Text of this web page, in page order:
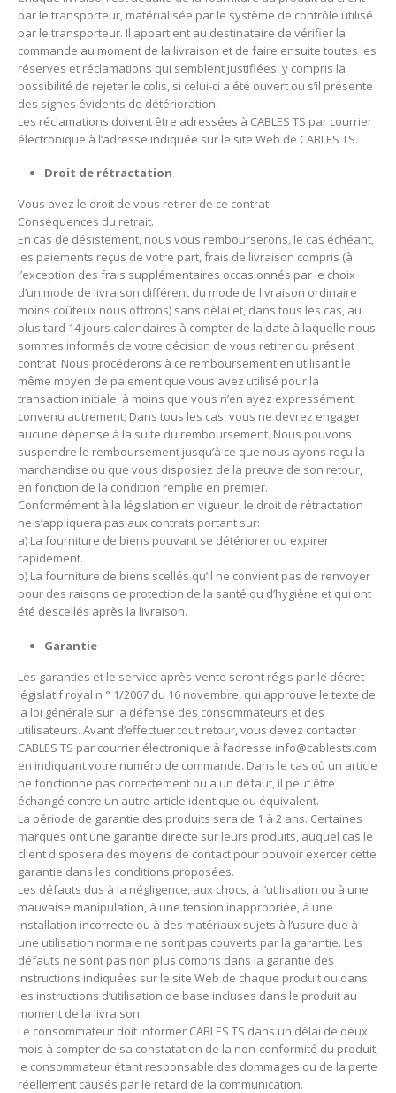
par le transporteur, matérialisée par le système de contrôle utilisé
par le transporteur. Il appartient au destinataire de vérifier la
commande au moment de la livraison et de faire ensuite toutes les
réserves et réclamations qui semblent justifiées, y compris la
possibilité de rejeter le colis, si celui-ci a été ouvert ou s’il présente
des signes évidents de détérioration.
Les réclamations doivent être adressées à CABLES TS par courrier
électronique à l’adresse indiquée sur le site Web de CABLES TS.
Droit de rétractation
Vous avez le droit de vous retirer de ce contrat.
Conséquences du retrait.
En cas de désistement, nous vous rembourserons, le cas échéant,
les paiements reçus de votre part, frais de livraison compris (à
l’exception des frais supplémentaires occasionnés par le choix
d’un mode de livraison différent du mode de livraison ordinaire
moins coûteux nous offrons) sans délai et, dans tous les cas, au
plus tard 14 jours calendaires à compter de la date à laquelle nous
sommes informés de votre décision de vous retirer du présent
contrat. Nous procéderons à ce remboursement en utilisant le
même moyen de paiement que vous avez utilisé pour la
transaction initiale, à moins que vous n’en ayez expressément
convenu autrement; Dans tous les cas, vous ne devrez engager
aucune dépense à la suite du remboursement. Nous pouvons
suspendre le remboursement jusqu’à ce que nous ayons reçu la
marchandise ou que vous disposiez de la preuve de son retour,
en fonction de la condition remplie en premier.
Conformément à la législation en vigueur, le droit de rétractation
ne s’appliquera pas aux contrats portant sur:
a) La fourniture de biens pouvant se détériorer ou expirer
rapidement.
b) La fourniture de biens scellés qu’il ne convient pas de renvoyer
pour des raisons de protection de la santé ou d’hygiène et qui ont
été descellés après la livraison.
Garantie
Les garanties et le service après-vente seront régis par le décret
législatif royal n ° 1/2007 du 16 novembre, qui approuve le texte de
la loi générale sur la défense des consommateurs et des
utilisateurs. Avant d’effectuer tout retour, vous devez contacter
CABLES TS par courrier électronique à l’adresse info@cablests.com
en indiquant votre numéro de commande. Dans le cas où un article
ne fonctionne pas correctement ou a un défaut, il peut être
échangé contre un autre article identique ou équivalent.
La période de garantie des produits sera de 1 à 2 ans. Certaines
marques ont une garantie directe sur leurs produits, auquel cas le
client disposera des moyens de contact pour pouvoir exercer cette
garantie dans les conditions proposées.
Les défauts dus à la négligence, aux chocs, à l’utilisation ou à une
mauvaise manipulation, à une tension inappropriée, à une
installation incorrecte ou à des matériaux sujets à l’usure due à
une utilisation normale ne sont pas couverts par la garantie. Les
défauts ne sont pas non plus compris dans la garantie des
instructions indiquées sur le site Web de chaque produit ou dans
les instructions d’utilisation de base incluses dans le produit au
moment de la livraison.
Le consommateur doit informer CABLES TS dans un délai de deux
mois à compter de sa constatation de la non-conformité du produit,
le consommateur étant responsable des dommages ou de la perte
réellement causés par le retard de la communication.